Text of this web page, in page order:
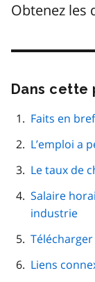
Obtenez les
Dans cette
Faits en bref
L’emploi a
Le taux de
Salaire
industrie
Liens